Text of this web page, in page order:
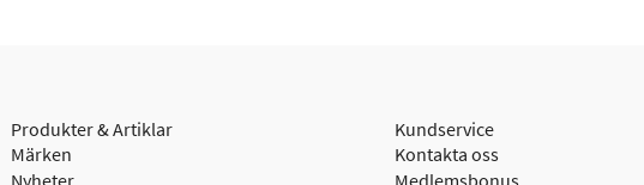
Produkter & Artiklar
Märken
Nyheter
Kundservice
Kontakta oss
Medlemsbonus